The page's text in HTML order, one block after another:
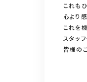
これも
心より
これを
スタッフ
皆様の